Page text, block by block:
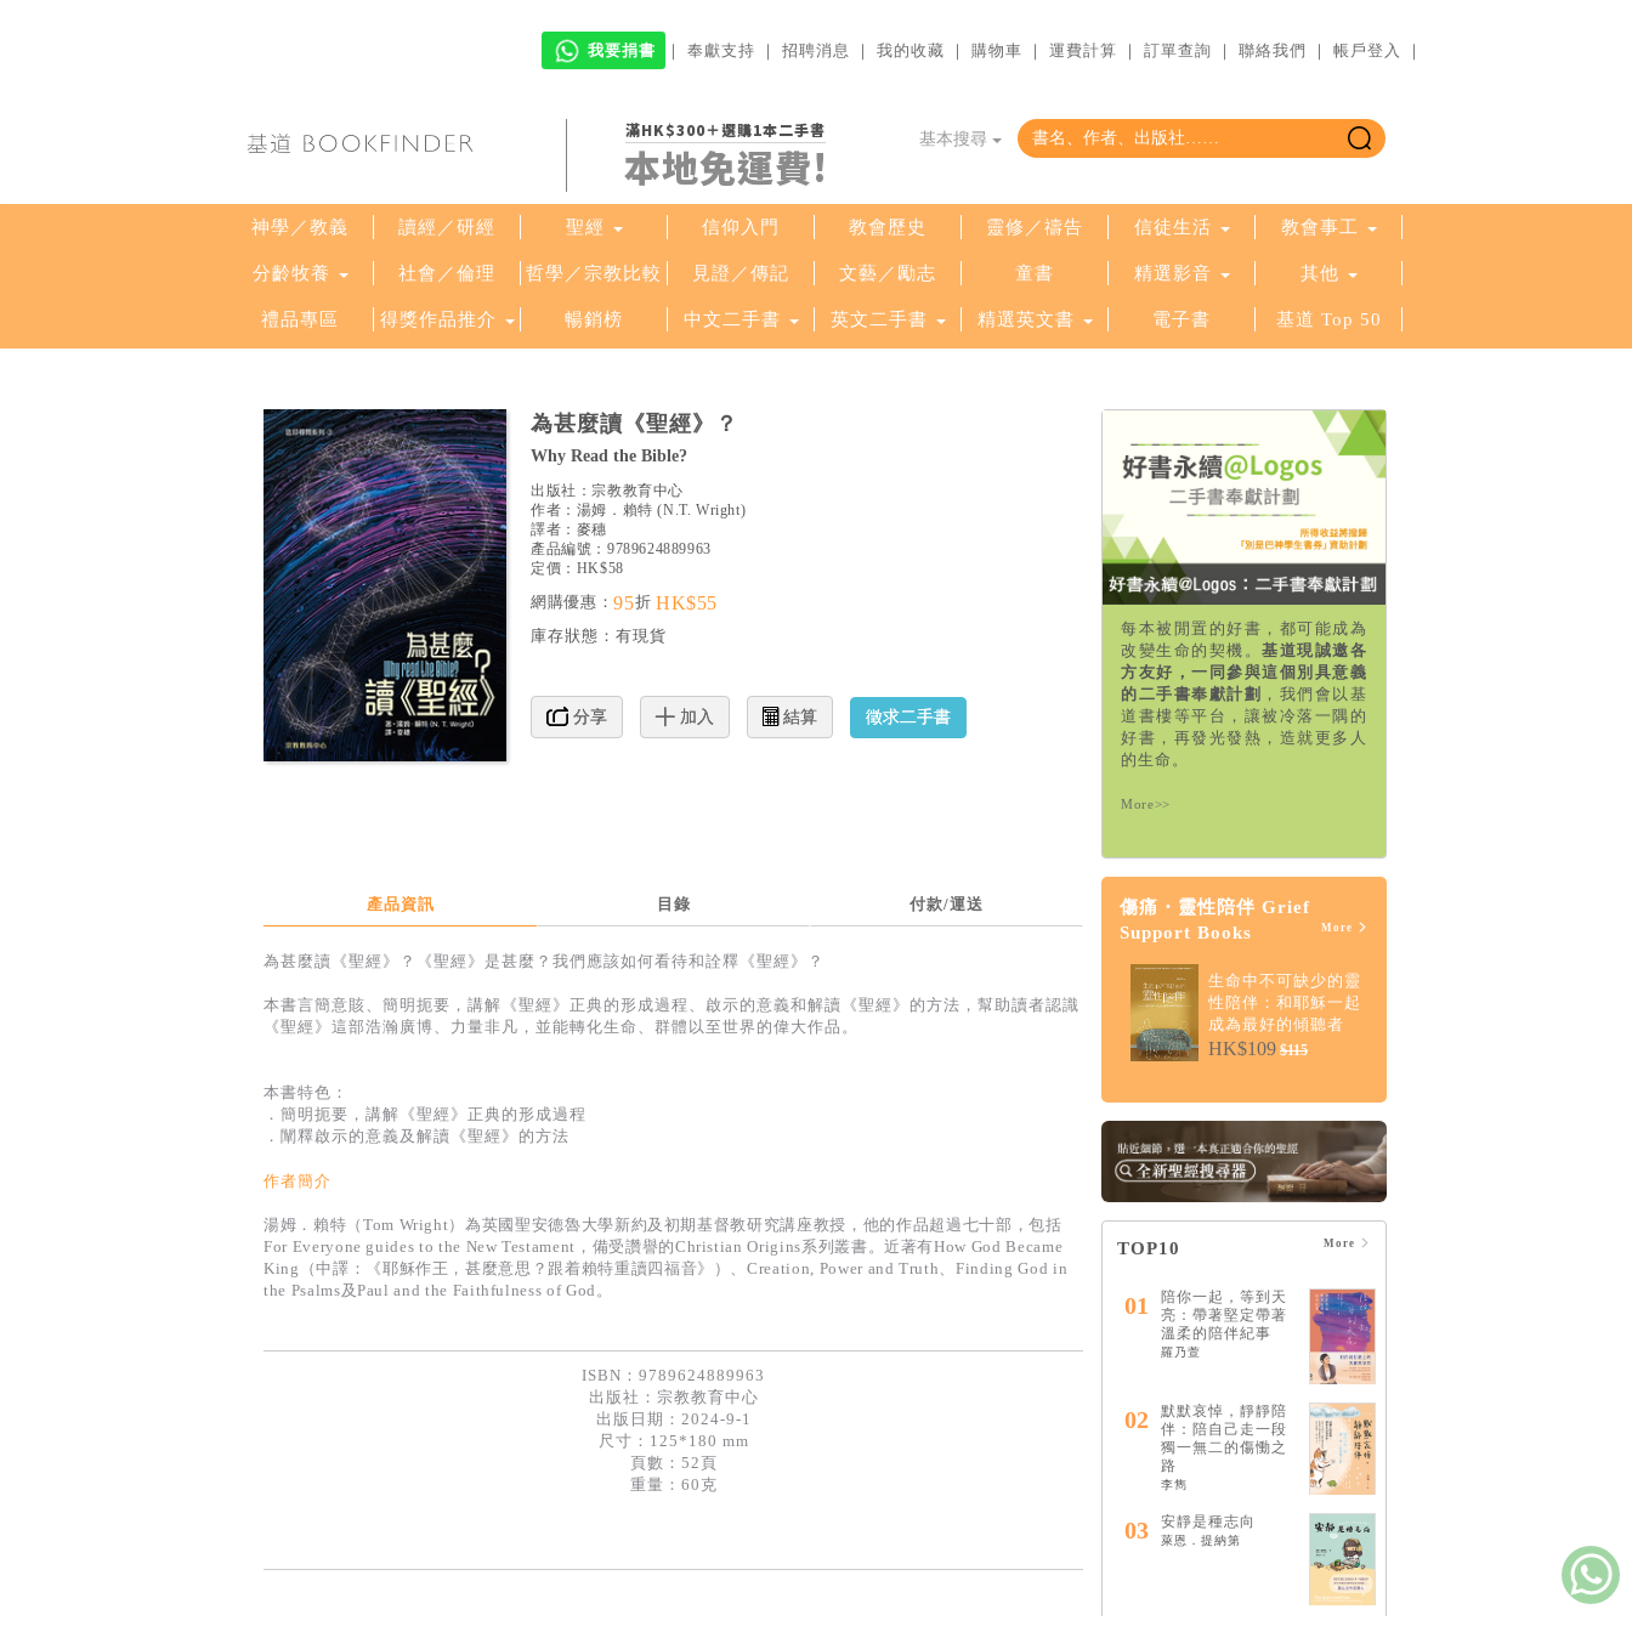
我要捐書 ｜ 奉獻支持 ｜ 招聘消息 ｜ 我的收藏 ｜ 購物車 ｜ 運費計算 ｜ 訂單查詢 ｜ 聯絡我們 ｜ 帳戶登入 ｜
滿HK$300＋選購1本二手書
本地免運費!
基本搜尋
神學／教義 讀經／研經 聖經 信仰入門 教會歷史 靈修／禱告 信徒生活 教會事工
分齡牧養 社會／倫理 哲學／宗教比較 見證／傳記 文藝／勵志 童書 精選影音 其他
禮品專區 得獎作品推介 暢銷榜 中文二手書 英文二手書 精選英文書 電子書 基道 Top 50
為甚麼讀《聖經》？
Why Read the Bible?
出版社：宗教教育中心
作者： 湯姆．賴特 (N.T. Wright)
譯者： 麥穗
產品編號： 9789624889963
定價：HK$58
網購優惠：95折 HK$55
庫存狀態： 有現貨
分享 加入 結算 徵求二手書
產品資訊 目錄 付款/運送
為甚麼讀《聖經》？《聖經》是甚麼？我們應該如何看待和詮釋《聖經》？
本書言簡意賅、簡明扼要，講解《聖經》正典的形成過程、啟示的意義和解讀《聖經》的方法，幫助讀者認識
《聖經》這部浩瀚廣博、力量非凡，並能轉化生命、群體以至世界的偉大作品。
本書特色：
．簡明扼要，講解《聖經》正典的形成過程
．闡釋啟示的意義及解讀《聖經》的方法
作者簡介
湯姆．賴特（Tom Wright）為英國聖安德魯大學新約及初期基督教研究講座教授，他的作品超過七十部，包括
For Everyone guides to the New Testament，備受讚譽的Christian Origins系列叢書。近著有How God Became
King（中譯：《耶穌作王，甚麼意思？跟着賴特重讀四福音》）、Creation, Power and Truth、Finding God in
the Psalms及Paul and the Faithfulness of God。
ISBN：9789624889963
出版社： 宗教教育中心
出版日期：2024-9-1
尺寸：125*180 mm
頁數：52頁
重量：60克
每本被閒置的好書，都可能成為
改變生命的契機。基道現誠邀各
方友好，一同參與這個別具意義
的二手書奉獻計劃 ，我們會以基
道書樓等平台，讓被冷落一隅的
好書，再發光發熱，造就更多人
的生命。
More>>
傷痛・靈性陪伴 Grief
Support Books
More
生命中不可缺少的靈
性陪伴：和耶穌一起
成為最好的傾聽者
HK$109 $115
TOP10 More
01
陪你一起，等到天
亮：帶著堅定帶著
溫柔的陪伴紀事
羅乃萱
02
默默哀悼，靜靜陪
伴：陪自己走一段
獨一無二的傷慟之
路
李雋
03 安靜是種志向
萊恩．提納第